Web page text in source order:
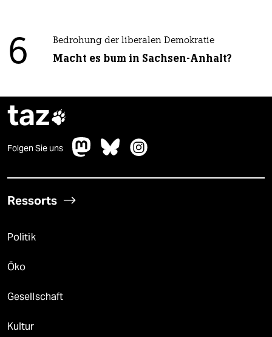
6
Bedrohung der liberalen Demokratie
Macht es bum in Sachsen-Anhalt?
taz
Folgen Sie uns
Ressorts
Politik
Öko
Gesellschaft
Kultur